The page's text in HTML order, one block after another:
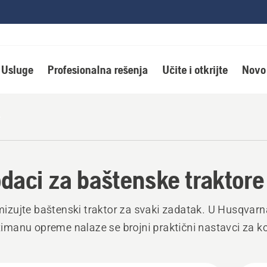
Usluge Profesionalna rešenja Učite i otkrijte
za baštenske traktore
baštenski traktor za svaki zadatak. U
opreme nalaze se brojni praktični nastavci za